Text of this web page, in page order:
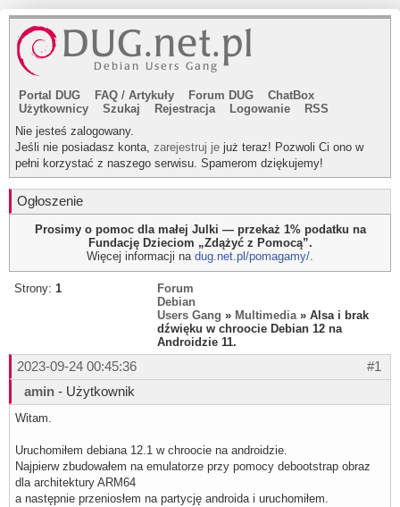
Portal DUG FAQ / Artykuły Forum DUG
ChatBox
Użytkownicy
Szukaj Rejestracja Logowanie
RSS
Nie jesteś zalogowany.
Jeśli nie posiadasz konta, zarejestruj je już teraz! Pozwoli Ci ono w
pełni korzystać z naszego serwisu. Spamerom dziękujemy!
Ogłoszenie
Prosimy o pomoc dla małej Julki — przekaż 1% podatku na
Fundację Dzieciom „Zdążyć z Pomocą”.
Więcej informacji na dug.net.pl/pomagamy/.
Strony: 1
Forum
Debian
Users Gang » Multimedia» Alsa i brak
dźwięku w chroocie Debian 12 na
Androidzie 11.
#1
2023-09-24 00:45:36
amin - Użytkownik
Witam.
Uruchomiłem debiana 12.1 w chroocie na androidzie.
Najpierw zbudowałem na emulatorze przy pomocy debootstrap obraz
dla architektury ARM64
a następnie przeniosłem na partycję androida i uruchomiłem.